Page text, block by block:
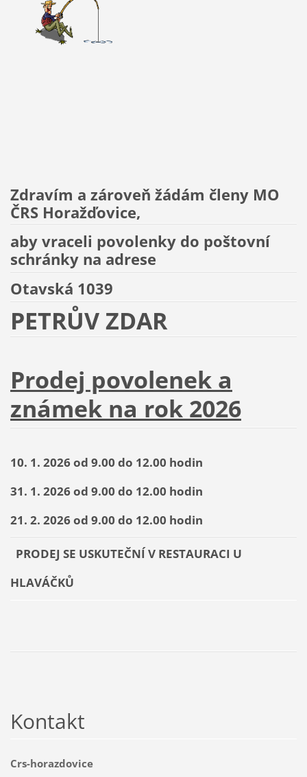
Zdravím a zároveň žádám členy MO
ČRS Horažďovice,
aby vraceli povolenky do poštovní
schránky na adrese
Otavská 1039
PETRŮV ZDAR
Prodej povolenek a
známek na rok 2026
10. 1. 2026 od 9.00 do 12.00 hodin
31. 1. 2026 od 9.00 do 12.00 hodin
21. 2. 2026 od 9.00 do 12.00 hodin
PRODEJ SE USKUTEČNÍ V RESTAURACI U
HLAVÁČKŮ
Kontakt
Crs-horazdovice